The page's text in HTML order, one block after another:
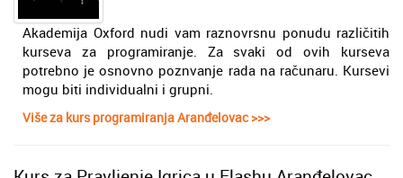
Akademija Oxford nudi vam raznovrsnu ponudu različitih
kurseva za programiranje. Za svaki od ovih kurseva
potrebno je osnovno poznvanje rada na računaru. Kursevi
mogu biti individualni i grupni.
Više za kurs programiranja Aranđelovac >>>